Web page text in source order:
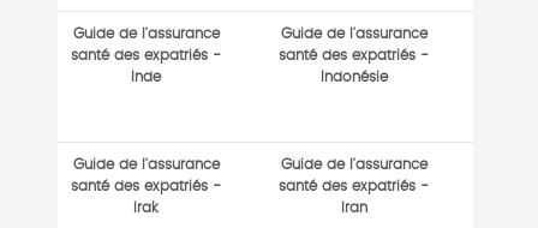
Guide de l'assurance
santé des expatriés -
Inde
Guide de l'assurance
santé des expatriés -
Indonésie
Guide de l'assurance
santé des expatriés -
Irak
Guide de l'assurance
santé des expatriés -
Iran